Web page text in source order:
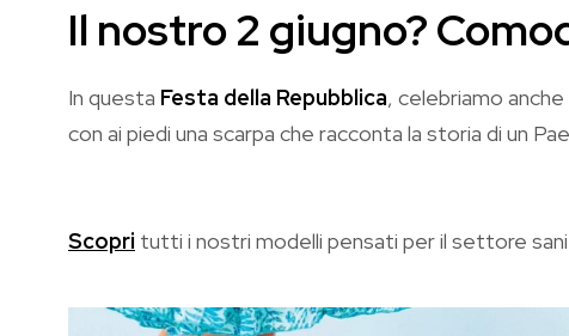
Il nostro 2 giugno?
In questa Festa della Repubblica, celebriamo
con ai piedi una scarpa che racconta la storia di un
Scopri tutti i nostri modelli pensati per il settore